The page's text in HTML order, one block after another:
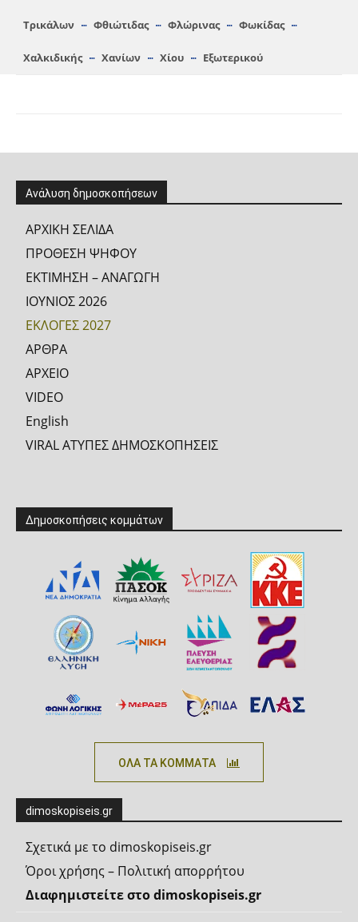
Τρικάλων Φθιώτιδας Φλώρινας Φωκίδας
Χαλκιδικής Χανίων Χίου Εξωτερικού
Ανάλυση δημοσκοπήσεων
ΑΡΧΙΚΗ ΣΕΛΙΔΑ
ΠΡΟΘΕΣΗ ΨΗΦΟΥ
ΕΚΤΙΜΗΣΗ – ΑΝΑΓΩΓΗ
ΙΟΥΝΙΟΣ 2026
ΕΚΛΟΓΕΣ 2027
ΑΡΘΡΑ
ΑΡΧΕΙΟ
VIDEO
English
VIRAL ΑΤΥΠΕΣ ΔΗΜΟΣΚΟΠΗΣΕΙΣ
Δημοσκοπήσεις κομμάτων
ΟΛΑ ΤΑ ΚΟΜΜΑΤΑ
dimoskopiseis.gr
Σχετικά με το dimoskopiseis.gr
Όροι χρήσης – Πολιτική απορρήτου
Διαφημιστείτε στο dimoskopiseis.gr